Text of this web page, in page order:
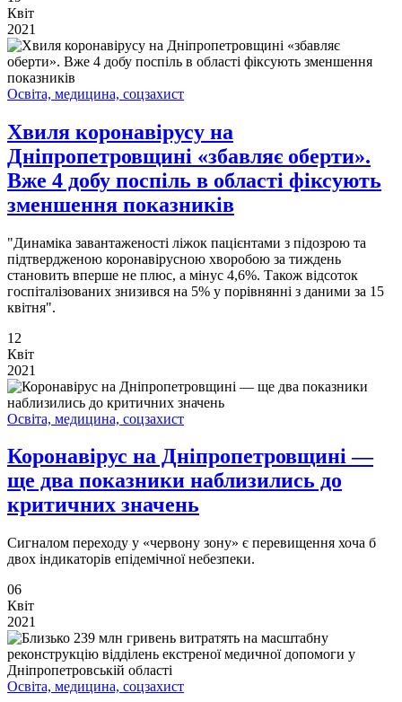
Квіт
2021
Освіта, медицина, соцзахист
Хвиля коронавірусу на
Дніпропетровщині «збавляє оберти».
Вже 4 добу поспіль в області фіксують
зменшення показників
"Динаміка завантаженості ліжок пацієнтами з підозрою та
підтвердженою коронавірусною хворобою за тиждень
становить вперше не плюс, а мінус 4,6%. Також відсоток
госпіталізованих знизився на 5% у порівнянні з даними за 15
квітня".
12
Квіт
2021
Освіта, медицина, соцзахист
Коронавірус на Дніпропетровщині —
ще два показники наблизились до
критичних значень
Сигналом переходу у «червону зону» є перевищення хоча б
двох індикаторів епідемічної небезпеки.
06
Квіт
2021
Освіта, медицина, соцзахист